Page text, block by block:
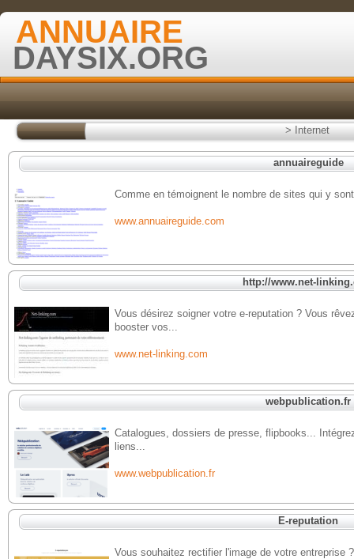
ANNUAIRE
DAYSIX.ORG
>Internet
annuaireguide
Comme en témoignent le nombre de sites qui y
www.annuaireguide.com
http://www.net-
Vous désirez soigner votre e-reputation ? Vous
booster vos...
www.net-linking.com
webpublication.fr
Catalogues, dossiers de presse, flipbooks...
liens...
www.webpublication.fr
E-reputation
Vous souhaitez rectifier l'image de votre entreprise